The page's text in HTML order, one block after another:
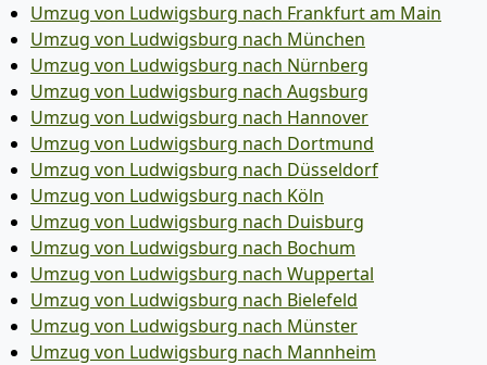
Umzug von Ludwigsburg nach Frankfurt am Main
Umzug von Ludwigsburg nach München
Umzug von Ludwigsburg nach Nürnberg
Umzug von Ludwigsburg nach Augsburg
Umzug von Ludwigsburg nach Hannover
Umzug von Ludwigsburg nach Dortmund
Umzug von Ludwigsburg nach Düsseldorf
Umzug von Ludwigsburg nach Köln
Umzug von Ludwigsburg nach Duisburg
Umzug von Ludwigsburg nach Bochum
Umzug von Ludwigsburg nach Wuppertal
Umzug von Ludwigsburg nach Bielefeld
Umzug von Ludwigsburg nach Münster
Umzug von Ludwigsburg nach Mannheim